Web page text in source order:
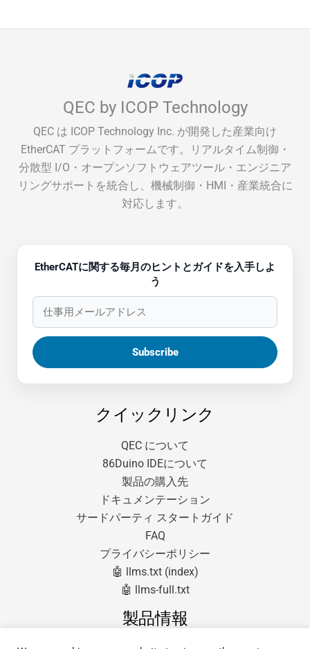
QEC by ICOP Technology
QEC は ICOP Technology Inc. が開発した産業向け
EtherCAT プラットフォームです。リアルタイム制御・
分散型 I/O・オープンソフトウェアツール・エンジニア
リングサポートを統合し、機械制御・HMI・産業統合に
対応します。
EtherCATに関する毎月のヒントとガイドを入手しよ
う
クイックリンク
QEC について
86Duino IDEについて
製品の購入先
ドキュメンテーション
サードパーティ スタートガイド
FAQ
プライバシーポリシー
🤖 llms.txt (index)
🤖 llms-full.txt
製品情報